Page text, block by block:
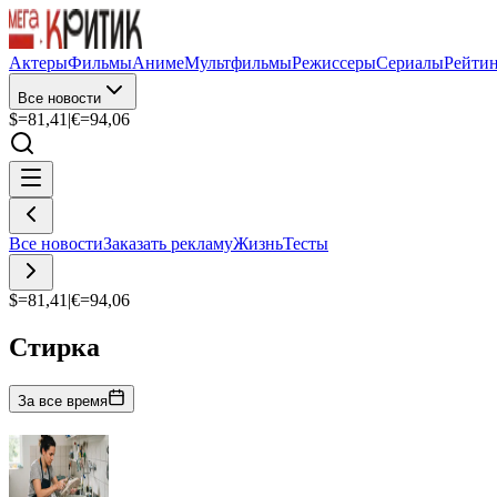
АктерыФильмыАнимеМультфильмыРежиссерыСериалы
Все новости
$=81,41 |€=94,06
Все новостиЗаказать рекламуЖизньТесты
$=81,41 |€=94,06
Стирка
За все время